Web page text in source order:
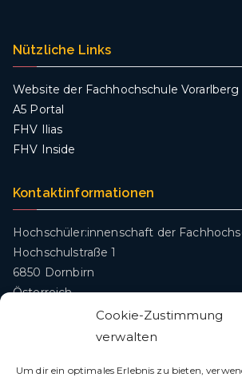
Cookie-Zustimmung
verwalten
Um dir ein optimales Erlebnis zu bieten,
Nützliche Links
Website der Fachhochschule Vorarlberg
A5 Portal
FHV Ilias
FHV Inside
Kontaktinformationen
Hochschüler:innenschaft der
Hochschulstraße 1
6850 Dornbirn
Österreich